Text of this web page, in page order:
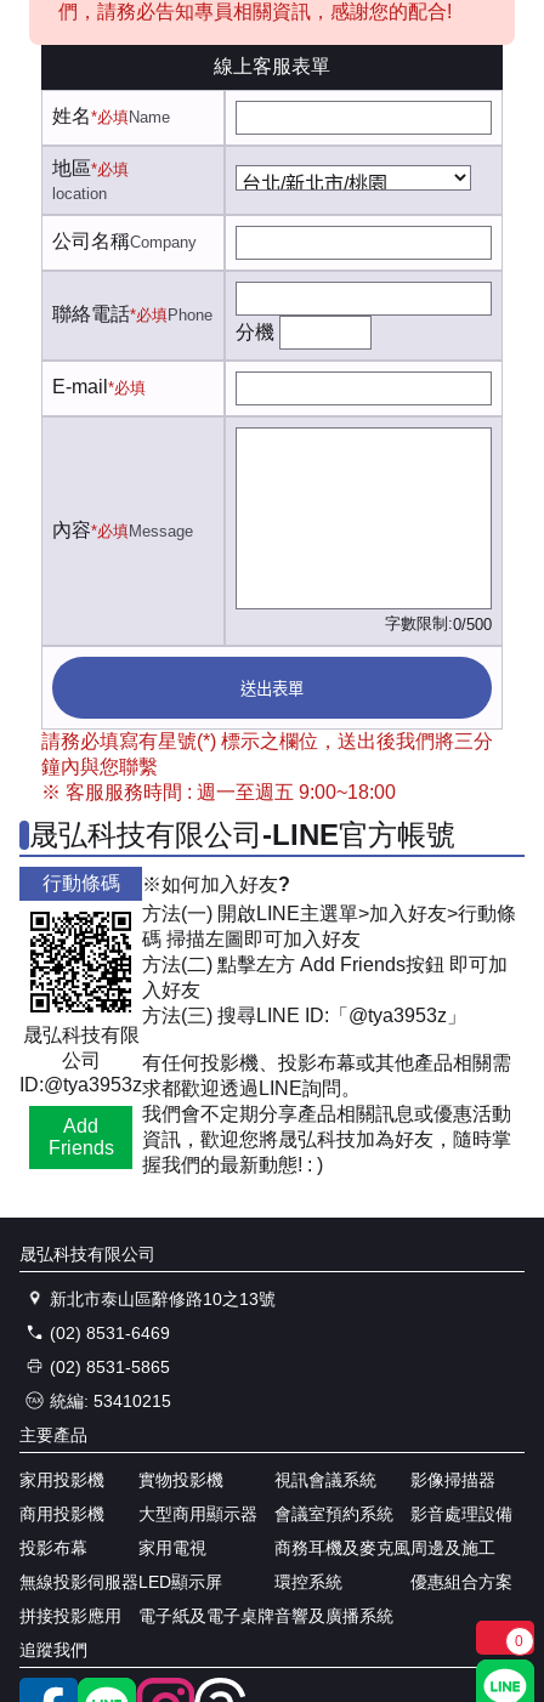
們，請務必告知專員相關資訊，感謝您的配合!
線上客服表單
姓名*必填Name
地區*必填
location
公司名稱Company
聯絡電話*必填Phone
分機
E-mail *必填
內容*必填Message
字數限制:0/500
送出表單
請務必填寫有星號(*) 標示之欄位，送出後我們將三分
鐘內與您聯繫
※ 客服服務時間 : 週一至週五 9:00~18:00
晟弘科技有限公司-LINE官方帳號
行動條碼
晟弘科技有限
公司
ID:@tya3953z
Add
Friends
※如何加入好友?
方法(一) 開啟LINE主選單>加入好友>行動條
碼 掃描左圖即可加入好友
方法(二) 點擊左方 Add Friends按鈕 即可加
入好友
方法(三) 搜尋LINE ID:「@tya3953z」
有任何投影機、投影布幕或其他產品相關需
求都歡迎透過LINE詢問。
我們會不定期分享產品相關訊息或優惠活動
資訊，歡迎您將晟弘科技加為好友，隨時掌
握我們的最新動態! : )
晟弘科技有限公司
新北市泰山區辭修路10之13號
(02) 8531-6469
(02) 8531-5865
統編: 53410215
主要產品
家用投影機
商用投影機
投影布幕
無線投影伺服器
拼接投影應用
實物投影機
大型商用顯示器
家用電視
LED顯示屏
電子紙及電子桌牌
視訊會議系統
會議室預約系統
商務耳機及麥克風
環控系統
音響及廣播系統
影像掃描器
影音處理設備
周邊及施工
優惠組合方案
追蹤我們 0